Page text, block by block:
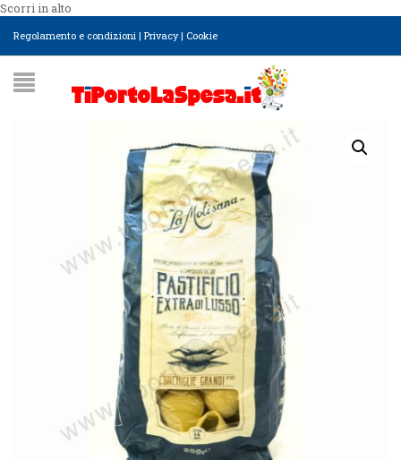
Scorri in alto
Regolamento e condizioni | Privacy| Cookie